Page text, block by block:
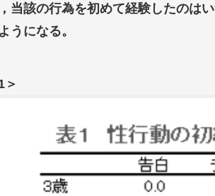
当該の行為を初めて経験したのは
うになる。
＞